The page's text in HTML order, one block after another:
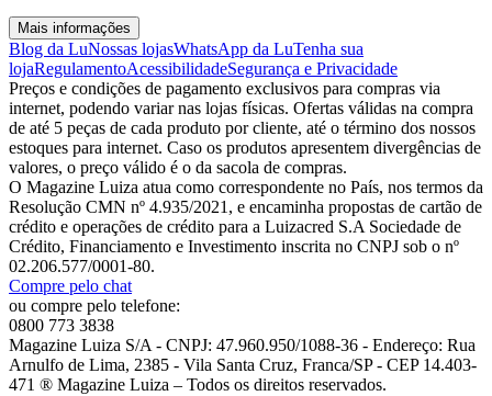
Mais informações
Blog da LuNossas lojasWhatsApp da LuTenha sua
lojaRegulamentoAcessibilidadeSegurança e Privacidade
Preços e condições de pagamento exclusivos para compras via
internet, podendo variar nas lojas físicas. Ofertas válidas na compra
de até 5 peças de cada produto por cliente, até o término dos nossos
estoques para internet. Caso os produtos apresentem divergências de
valores, o preço válido é o da sacola de compras.
O Magazine Luiza atua como correspondente no País, nos termos da
Resolução CMN nº 4.935/2021, e encaminha propostas de cartão de
crédito e operações de crédito para a Luizacred S.A Sociedade de
Crédito, Financiamento e Investimento inscrita no CNPJ sob o nº
02.206.577/0001-80.
Compre pelo chat
ou compre pelo telefone:
0800 773 3838
Magazine Luiza S/A - CNPJ: 47.960.950/1088-36 - Endereço: Rua
Arnulfo de Lima, 2385 - Vila Santa Cruz, Franca/SP - CEP 14.403-
471 ® Magazine Luiza – Todos os direitos reservados.